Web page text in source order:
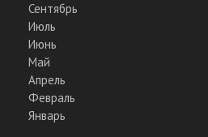
Сентябрь
Июль
Июнь
Май
Апрель
Февраль
Январь